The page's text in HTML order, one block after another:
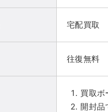
宅配買取
往復無料
買取ボ
開封品